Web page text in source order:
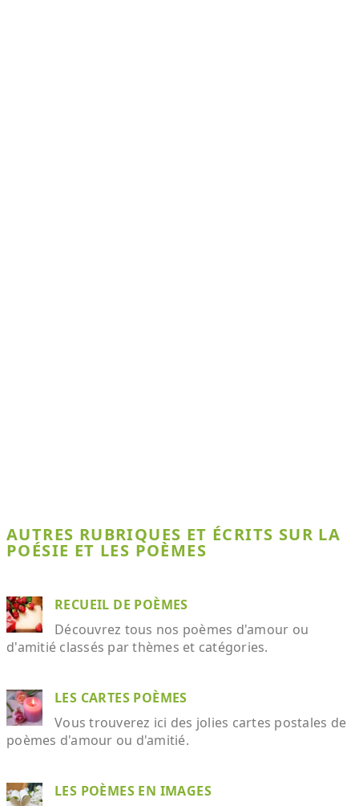
AUTRES RUBRIQUES ET ÉCRITS SUR LA
POÉSIE ET LES POÈMES
RECUEIL DE POÈMES
Découvrez tous nos poèmes d'amour ou
d'amitié classés par thèmes et catégories.
LES CARTES POÈMES
Vous trouverez ici des jolies cartes postales de
poèmes d'amour ou d'amitié.
LES POÈMES EN IMAGES